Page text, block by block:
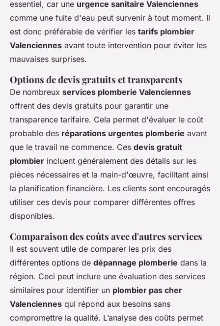
essentiel, car une urgence sanitaire Valenciennes
comme une fuite d'eau peut survenir à tout moment. Il
est donc préférable de vérifier les tarifs plombier
Valenciennes avant toute intervention pour éviter les
mauvaises surprises.
Options de devis gratuits et transparents
De nombreux services plomberie Valenciennes
offrent des devis gratuits pour garantir une
transparence tarifaire. Cela permet d'évaluer le coût
probable des réparations urgentes plomberie avant
que le travail ne commence. Ces devis gratuit
plombier incluent généralement des détails sur les
pièces nécessaires et la main-d'œuvre, facilitant ainsi
la planification financière. Les clients sont encouragés
utiliser ces devis pour comparer différentes offres
disponibles.
Comparaison des coûts avec d'autres services
Il est souvent utile de comparer les prix des
différentes options de dépannage plomberie dans la
région. Ceci peut inclure une évaluation des services
similaires pour identifier un plombier pas cher
Valenciennes qui répond aux besoins sans
compromettre la qualité. L’analyse des coûts permet